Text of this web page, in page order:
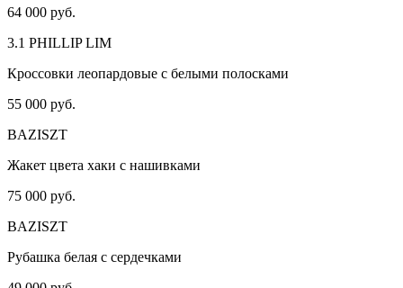
64 000 руб.
3.1 PHILLIP LIM
Кроссовки леопардовые с белыми полосками
55 000 руб.
BAZISZT
Жакет цвета хаки с нашивками
75 000 руб.
BAZISZT
Рубашка белая с сердечками